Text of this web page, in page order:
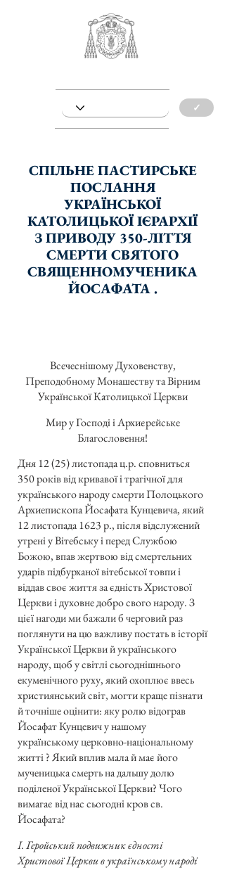
✓
СПІЛЬНЕ ПАСТИРСЬКЕ
ПОСЛАННЯ
УКРАЇНСЬКОЇ
КАТОЛИЦЬКОЇ ІЄРАРХІЇ
З ПРИВОДУ 350-ЛІТТЯ
СМЕРТИ СВЯТОГО
СВЯЩЕННОМУЧЕНИКА
ЙОСАФАТА .
Всечеснішому Духовенству,
Преподобному Монашеству та Вірним
Української Католицької Церкви
Мир у Господі і Архиєрейське
Благословення!
Дня 12 (25) листопада ц.р. сповниться
350 років від кривавої і трагічної для
українського народу смерти Полоцького
Архиепископа Йосафата Кунцевича, який
12 листопада 1623 р., після відслужений
утрені у Вітебську і перед Службою
Божою, впав жертвою від смертельних
ударів підбурханої вітебської товпи і
віддав своє життя за єдність Христової
Церкви і духовне добро свого народу. З
цієї нагоди ми бажали б черговий раз
поглянути на цю важливу постать в історії
Української Церкви й українського
народу, щоб у світлі сьогоднішнього
екуменічного руху, який охоплює ввесь
християнський світ, могти краще пізнати
й точніше оцінити: яку ролю відограв
Йосафат Кунцевич у нашому
українському церковно-національному
житті ? Який вплив мала й має його
мученицька смерть на дальшу долю
поділеної Української Церкви? Чого
вимагає від нас сьогодні кров св.
Йосафата?
І. Геройський подвижник єдності
Христової Церкви в українському народі